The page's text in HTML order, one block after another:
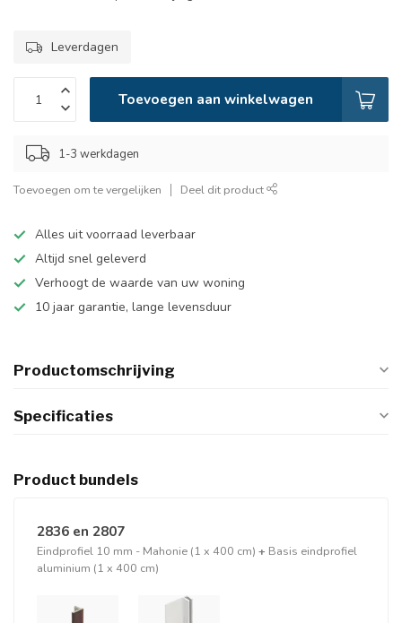
Leverdagen
Toevoegen aan winkelwagen
1-3 werkdagen
Toevoegen om te vergelijken Deel dit product
Alles uit voorraad leverbaar
Altijd snel geleverd
Verhoogt de waarde van uw woning
10 jaar garantie, lange levensduur
Productomschrijving
Specificaties
Product bundels
2836 en 2807
Eindprofiel 10 mm - Mahonie (1 x 400 cm) + Basis eindprofiel
aluminium (1 x 400 cm)